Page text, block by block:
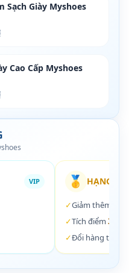
Sạch Giày Myshoes
Cao Cấp Myshoes
VIP 🥇 HẠNG
✓Giảm thêm
✓Tích điểm 3%
✓Đổi hàng trong